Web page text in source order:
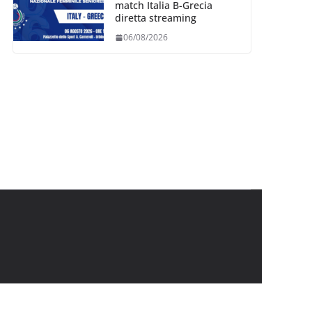
match Italia B-Grecia
diretta streaming
06/08/2026